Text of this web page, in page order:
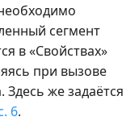
сегмент
в «Свойствах»
при вызове
же задаётся
6.